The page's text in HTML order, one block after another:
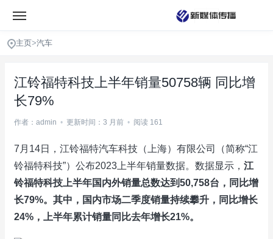
主页>汽车
江铃福特科技上半年销量50758辆 同比增
长79%
作者：admin • 更新时间：3 月前 • 阅读 161
7月14日，江铃福特汽车科技（上海）有限公司（简称“江
铃福特科技”）公布2023上半年销量数据。数据显示， 江
铃福特科技上半年国内外销量总数达到50,758台，同比增
长79%。其中，国内市场二季度销量持续攀升，同比增长
24%，上半年累计销量同比去年增长21%。